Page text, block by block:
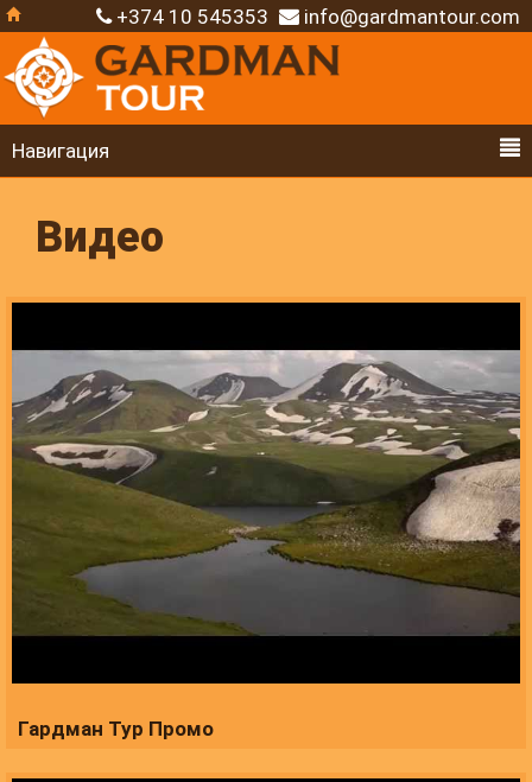
+374 10 545353 info@gardmantour.com
Навигация
Видео
Гардман Тур Промо